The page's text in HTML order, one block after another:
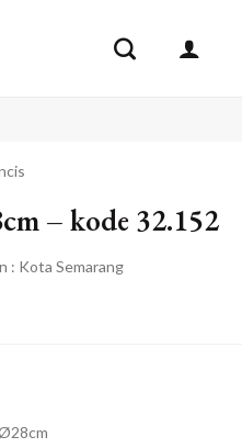
– kode 32.152
: Kota Semarang